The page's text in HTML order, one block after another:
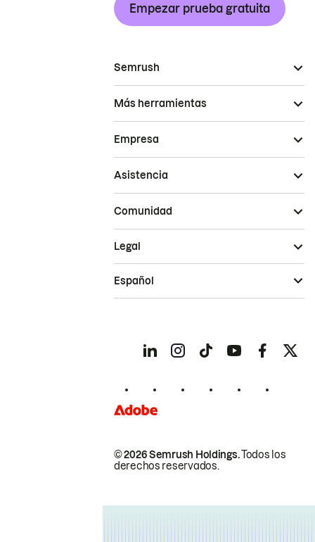
Empezar prueba gratuita
Semrush
Más herramientas
Empresa
Asistencia
Comunidad
© 2026 Semrush Holdings.Todos los
derechos reservados.
Legal
Español